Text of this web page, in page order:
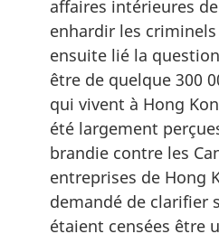
affaires intérieures
enhardir les criminels
ensuite lié la
être de quelque 300
qui vivent à Hong
été largement
brandie contre les
entreprises de Hong
demandé de clarifier
étaient censées être